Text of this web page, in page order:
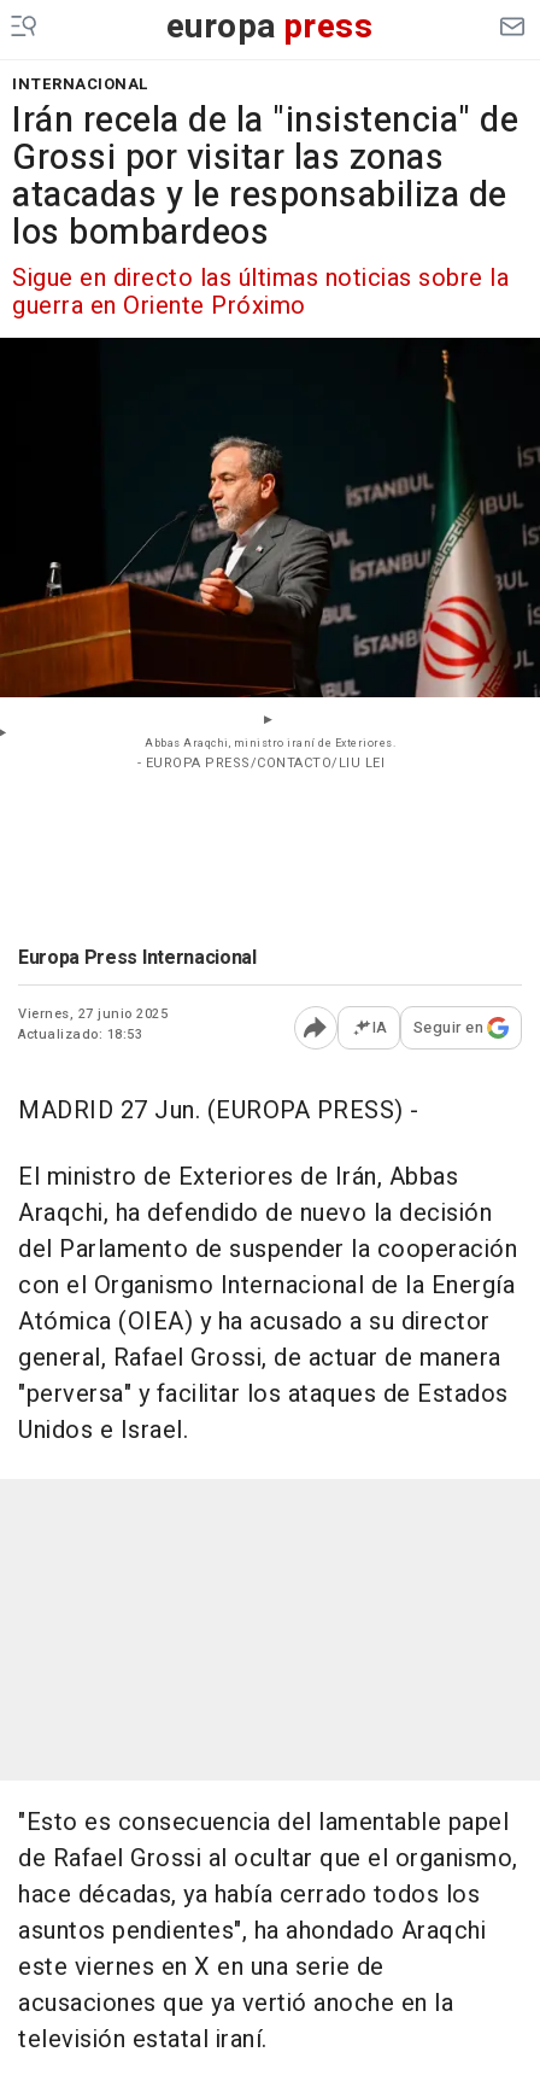
europa press
INTERNACIONAL
Irán recela de la "insistencia" de
Grossi por visitar las zonas
atacadas y le responsabiliza de
los bombardeos
Sigue en directo las últimas noticias sobre la
guerra en Oriente Próximo
Abbas Araqchi, ministro iraní de Exteriores.
- EUROPA PRESS/CONTACTO/LIU LEI
Europa Press Internacional
Viernes, 27 junio 2025
Actualizado: 18:53
Abrir opciones para
IA Seguir en
MADRID 27 Jun. (EUROPA PRESS) -
El ministro de Exteriores de Irán, Abbas
Araqchi, ha defendido de nuevo la decisión
del Parlamento de suspender la cooperación
con el Organismo Internacional de la Energía
Atómica (OIEA) y ha acusado a su director
general, Rafael Grossi, de actuar de manera
"perversa" y facilitar los ataques de Estados
Unidos e Israel.
"Esto es consecuencia del lamentable papel
de Rafael Grossi al ocultar que el organismo,
hace décadas, ya había cerrado todos los
asuntos pendientes", ha ahondado Araqchi
este viernes en X en una serie de
acusaciones que ya vertió anoche en la
televisión estatal iraní.